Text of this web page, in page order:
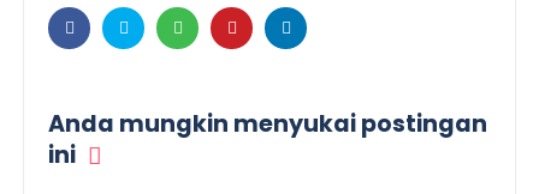
Anda mungkin menyukai postingan
ini